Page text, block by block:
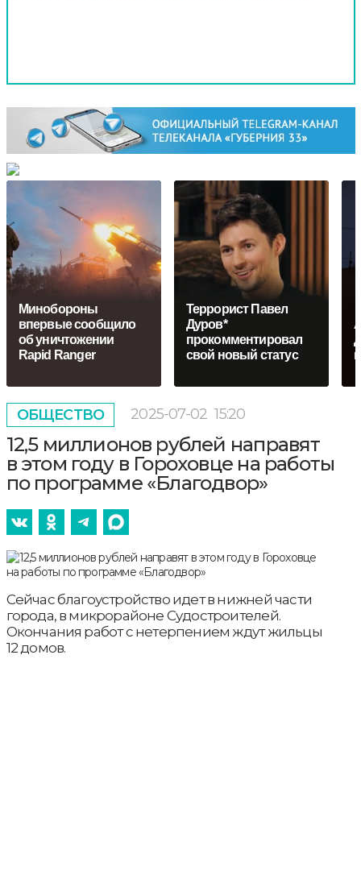
Минобороны
впервые сообщило
об уничтожении
Rapid Ranger
Террорист Павел
Дуров*
прокомментировал
свой новый статус
ОБЩЕСТВО 2025-07-02 15:20
12,5 миллионов рублей направят
в этом году в Гороховце на работы
по программе «Благодвор»
Сейчас благоустройство идет в нижней части
города, в микрорайоне Судостроителей.
Окончания работ с нетерпением ждут жильцы
12 домов.